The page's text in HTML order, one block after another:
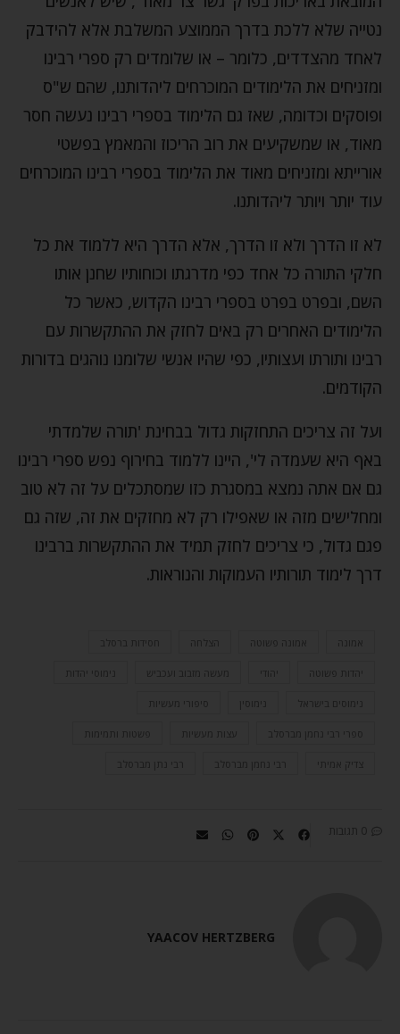
נטייה שלא ללכת בדרך הממוצע המשלבת אלא להידבק
לאחד מהצדדים, כלומר – או שלומדים רק ספרי רבינו
ומזניחים את הלימודים המוכרחים ליהדותנו, שהם ש"ס
ופוסקים וכדומה, שאז גם הלימוד בספרי רבינו נעשה חסר
מאוד, או שמשקיעים את רוב הריכוז והמאמץ בפשטי
אורייתא ומזניחים מאוד את הלימוד בספרי רבינו המוכרחים
עוד יותר ויותר ליהדותנו.
לא זו הדרך ולא זו הדרך, אלא הדרך היא ללמוד את כל
חלקי התורה כל אחד כפי מדרגתו וכוחותיו שחנן אותו
השם, ובפרט בפרט בספרי רבינו הקדוש, כאשר כל
הלימודים האחרים רק באים לחזק את ההתקשרות עם
רבינו ותורתו ועצותיו, כפי שהיו אנשי שלומנו נוהגים בדורות
הקודמים.
ועל זה צריכים התחזקות גדול בבחינת 'תורה שלמדתי
באף היא שעמדה לי', היינו ללמוד בחירוף נפש ספרי רבינו
גם אם אתה נמצא במסגרת כזו שמסתכלים על זה לא טוב
ומחלישים מזה או שאפילו רק לא מחזקים את זה, שזה גם
פגם גדול, כי צריכים לחזק תמיד את ההתקשרות ברבינו
דרך לימוד תורותיו העמוקות והנוראות.
אמונה אמונה פשוטה הצלחה חסידות ברסלב
יהדות פשוטה מעשה מזבוב ועכביש נימוסי יהדות
נימוסים בישראל נימוסין סיפורי מעשיות
ספרי רבי נחמן מברסלב עצות מעשיות פשטות ותמימות
צדיק אמיתי רבי נחמן מברסלב רבי נתן מברסלב
0 תגובות
YAACOV HERTZBERG